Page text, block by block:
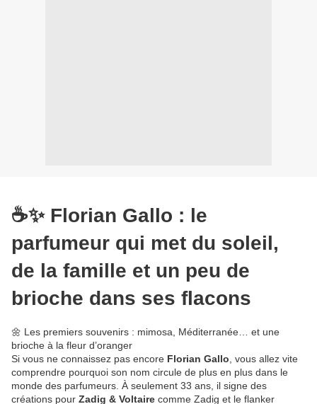
☕✨ Florian Gallo : le
parfumeur qui met du soleil,
de la famille et un peu de
brioche dans ses flacons
🌼 Les premiers souvenirs : mimosa, Méditerranée… et une
brioche à la fleur d’oranger
Si vous ne connaissez pas encore Florian Gallo , vous allez vite
comprendre pourquoi son nom circule de plus en plus dans le
monde des parfumeurs. À seulement 33 ans, il signe des
créations pour Zadig & Voltaire comme Zadig et le flanker